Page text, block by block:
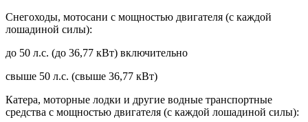
Снегоходы, мотосани с мощностью двигателя (с каждой
лошадиной силы):
до 50 л.с. (до 36,77 кВт) включительно
свыше 50 л.с. (свыше 36,77 кВт)
Катера, моторные лодки и другие водные транспортные
средства с мощностью двигателя (с каждой лошадиной силы):